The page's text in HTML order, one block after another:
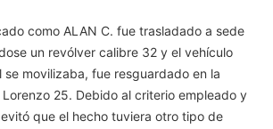
como ALAN C. fue trasladado a sede
un revólver calibre 32 y el vehículo
se movilizaba, fue resguardado en la
25. Debido al criterio empleado y
que el hecho tuviera otro tipo de